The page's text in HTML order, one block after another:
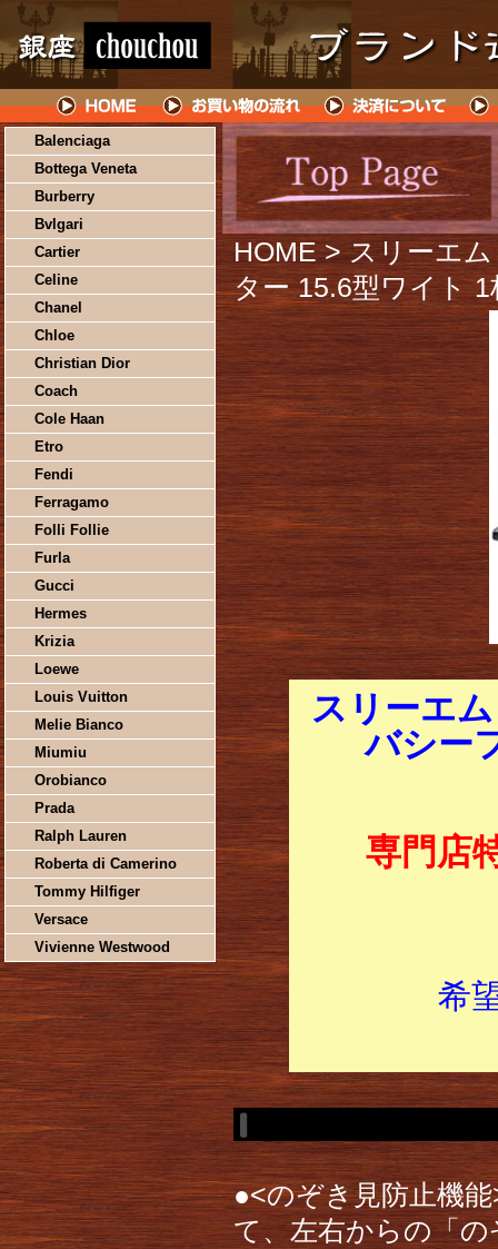
Balenciaga
Bottega Veneta
Burberry
Bvlgari
Cartier
Celine
Chanel
Chloe
Christian Dior
Coach
Cole Haan
Etro
Fendi
Ferragamo
Folli Follie
Furla
Gucci
Hermes
Krizia
Loewe
Louis Vuitton
Melie Bianco
Miumiu
Orobianco
Prada
Ralph Lauren
Roberta di Camerino
Tommy Hilfiger
Versace
Vivienne Westwood
HOME > スリーエ
ター 15.6型ワイト
スリーエ
バシー
専門店
希
●<のぞき見防止機
て、左右からの「